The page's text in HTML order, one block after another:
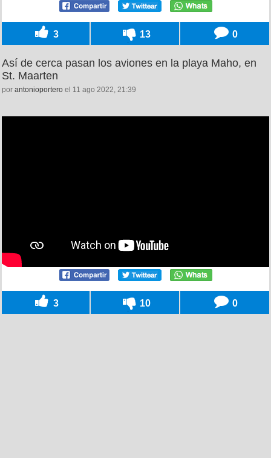
3 13 0
Así de cerca pasan los aviones en la playa Maho, en
St. Maarten
por antonioportero el 11 ago 2022, 21:39
3 10 0